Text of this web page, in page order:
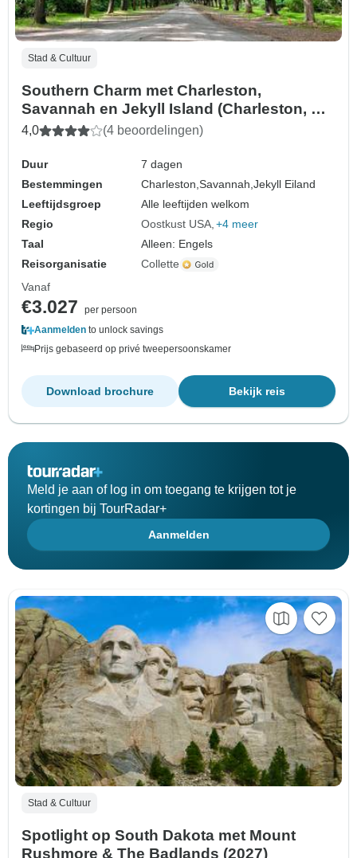
Stad & Cultuur
Southern Charm met Charleston,
Savannah en Jekyll Island (Charleston, SC
naar Jekyll Island, GA) (2026)
4,0 (4 beoordelingen)
Duur
7 dagen
Bestemmingen
Charleston,Savannah,Jekyll Eiland
Leeftijdsgroep
Alle leeftijden welkom
Regio
Oostkust USA +4 meer
Taal
Alleen: Engels
Reisorganisatie
Collette
Vanaf
€3.027
per persoon
Aanmelden to unlock savings
Prijs gebaseerd op privé tweepersoonskamer
Bekijk reis
Download brochure
Meld je aan of log in om toegang te krijgen tot je
kortingen bij TourRadar+
Aanmelden
Stad & Cultuur
Spotlight op South Dakota met Mount
Rushmore & The Badlands (2027)